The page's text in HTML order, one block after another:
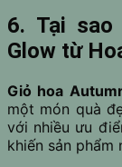
6. Tại sao
Glow từ
Giỏ hoa
một món quà
với nhiều ưu
khiến sản